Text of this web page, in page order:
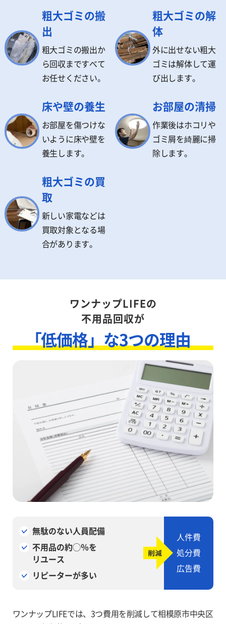
粗大ゴミの搬
出
粗大ゴミの搬出か
ら回収まですべて
お任せください。
粗大ゴミの解
体
外に出せない粗大
ゴミは解体して運
び出します。
床や壁の養生
お部屋を傷つけな
いように床や壁を
養生します。
お部屋の清掃
作業後はホコリや
ゴミ屑を綺麗に掃
除します。
粗大ゴミの買
取
新しい家電などは
買取対象となる場
合があります。
ワンナップLIFEの
不用品回収が
「低価格」な3つの理由
無駄のない人員配備
不用品の約◯％を
リユース
リピーターが多い
人件費
処分費
広告費
ワンナップLIFEでは、3つ費用を削減して相模原市中央区